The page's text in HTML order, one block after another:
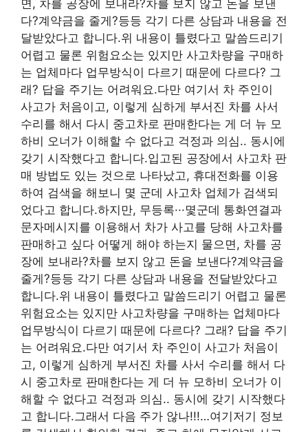
면, 차를 공장에 보내라?차를 보지 않고 돈을 보낸
다?계약금을 줄게?등등 각기 다른 상담과 내용을 전
달받았다고 합니다.위 내용이 틀렸다고 말씀드리기
어렵고 물론 위험요소는 있지만 사고차량을 구매하
는 업체마다 업무방식이 다르기 때문에 다르다? 그
래? 답을 주기는 어려워요.다만 여기서 차 주인이
사고가 처음이고, 이렇게 심하게 부서진 차를 사서
수리를 해서 다시 중고차로 판매한다는 게 더 뉴 모
하비 오너가 이해할 수 없다고 걱정과 의심.. 동시에
갖기 시작했다고 합니다.입고된 공장에서 사고차 판
매 방법도 있는 것으로 나타났고, 휴대전화를 이용
하여 검색을 해보니 몇 군데 사고차 업체가 검색되
었다고 합니다.하지만, 무등록···몇군데 통화연결과
문자메시지를 이용해서 차가 사고를 당해 사고차를
판매하고 싶다 어떻게 해야 하는지 물으면, 차를 공
장에 보내라?차를 보지 않고 돈을 보낸다?계약금을
줄게?등등 각기 다른 상담과 내용을 전달받았다고
합니다.위 내용이 틀렸다고 말씀드리기 어렵고 물론
위험요소는 있지만 사고차량을 구매하는 업체마다
업무방식이 다르기 때문에 다르다? 그래? 답을 주기
는 어려워요.다만 여기서 차 주인이 사고가 처음이
고, 이렇게 심하게 부서진 차를 사서 수리를 해서 다
시 중고차로 판매한다는 게 더 뉴 모하비 오너가 이
해할 수 없다고 걱정과 의심.. 동시에 갖기 시작했다
고 합니다.그래서 다음 주가 않나!!!…여기저기 정보